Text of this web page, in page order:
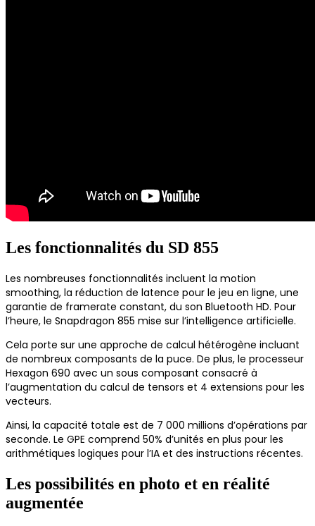
Les fonctionnalités du SD 855
Les nombreuses fonctionnalités incluent la motion
smoothing, la réduction de latence pour le jeu en ligne, une
garantie de framerate constant, du son Bluetooth HD. Pour
l’heure, le Snapdragon 855 mise sur l’intelligence artificielle.
Cela porte sur une approche de calcul hétérogène incluant
de nombreux composants de la puce. De plus, le processeur
Hexagon 690 avec un sous composant consacré à
l’augmentation du calcul de tensors et 4 extensions pour les
vecteurs.
Ainsi, la capacité totale est de 7 000 millions d’opérations par
seconde. Le GPE comprend 50% d’unités en plus pour les
arithmétiques logiques pour l’IA et des instructions récentes.
Les possibilités en photo et en réalité
augmentée